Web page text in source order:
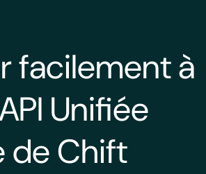
facilement à
Unifiée
de Chift